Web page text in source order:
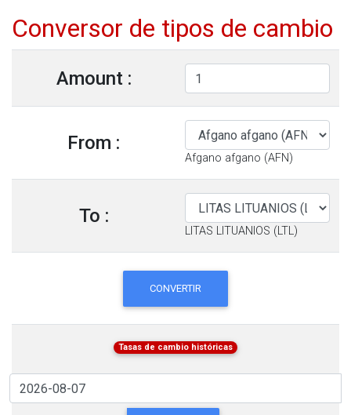
Conversor de tipos de cambio
Amount :
From :
Afgano afgano (AFN)
To :
LITAS LITUANIOS (LTL)
CONVERTIR
Tasas de cambio históricas